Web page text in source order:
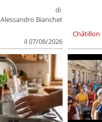
di
Alessandro Bianchet
il 07/08/2026
Châtillon